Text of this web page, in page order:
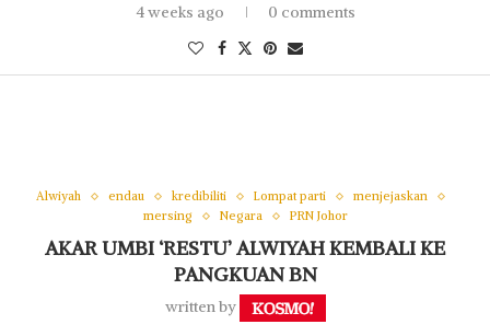
4 weeks ago 0 comments
Alwiyah endau kredibiliti Lompat parti
menjejaskan
mersing
Negara PRN Johor
AKAR UMBI ‘RESTU’ ALWIYAH KEMBALI KE
PANGKUAN BN
written by